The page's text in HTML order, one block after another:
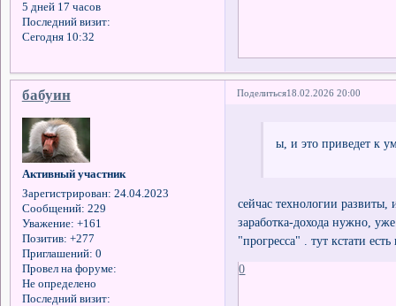
5 дней 17 часов
Последний визит:
Сегодня 10:32
Поделиться18.02.2026 20:00
бабуин
Активный участник
Зарегистрирован: 24.04.2023
Сообщений: 229
Уважение: +161
Позитив: +277
Приглашений: 0
Провел на форуме:
Не определено
Последний визит:
ы, и это приведет к
сейчас технологии развиты,
заработка-дохода нужно,
"прогресса" . тут кстати
0